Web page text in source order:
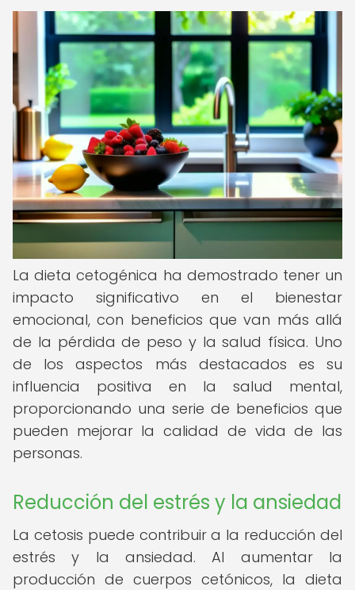
La dieta cetogénica ha demostrado tener un
impacto significativo en el bienestar
emocional, con beneficios que van más allá
de la pérdida de peso y la salud física. Uno
de los aspectos más destacados es su
influencia positiva en la salud mental,
proporcionando una serie de beneficios que
pueden mejorar la calidad de vida de las
personas.
Reducción del estrés y la ansiedad
La cetosis puede contribuir a la reducción del
estrés y la ansiedad. Al aumentar la
producción de cuerpos cetónicos, la dieta